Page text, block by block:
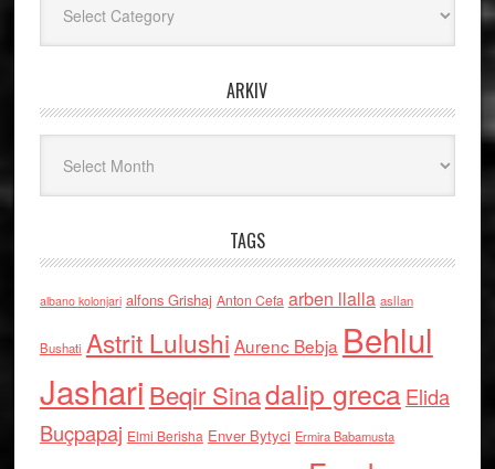
ARKIV
TAGS
albano kolonjari alfons Grishaj Anton Cefa arben llalla asllan
Bushati Astrit Lulushi Aurenc Bebja Behlul
Jashari Beqir Sinadalip grecaElida
Buçpapaj Elmi Berisha Enver Bytyci Ermira Babamusta